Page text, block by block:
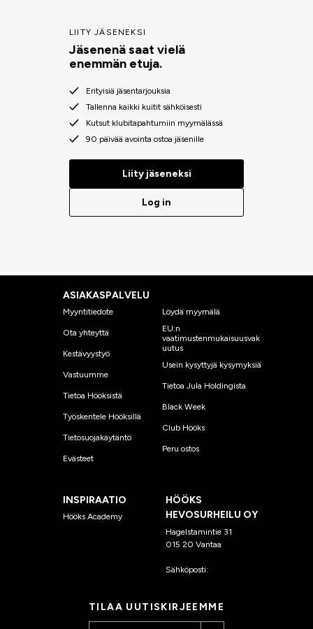
LIITY JÄSENEKSI
Jäsenenä saat vielä
enemmän etuja.
Erityisiä jäsentarjouksia
Tallenna kaikki kuitit sähköisesti
Kutsut klubitapahtumiin myymälässä
90 päivää avointa ostoa jäsenille
Liity jäseneksi
Log in
ASIAKASPALVELU
Myyntitiedote
Ota yhteyttä
Kestävyystyö
Vastuumme
Tietoa Hööksistä
Työskentele Hööksillä
Tietosuojakäytäntö
Evästeet
Löydä myymälä
EU:n
vaatimustenmukaisuusvak
uutus
Usein kysyttyjä kysymyksiä
Tietoa Jula Holdingista
Black Week
Club Hööks
Peru ostos
INSPIRAATIO
Hööks Academy
HÖÖKS
HEVOSURHEILU OY
Hagelstamintie 31
015 20 Vantaa
Sähköposti:
TILAA UUTISKIRJEEMME